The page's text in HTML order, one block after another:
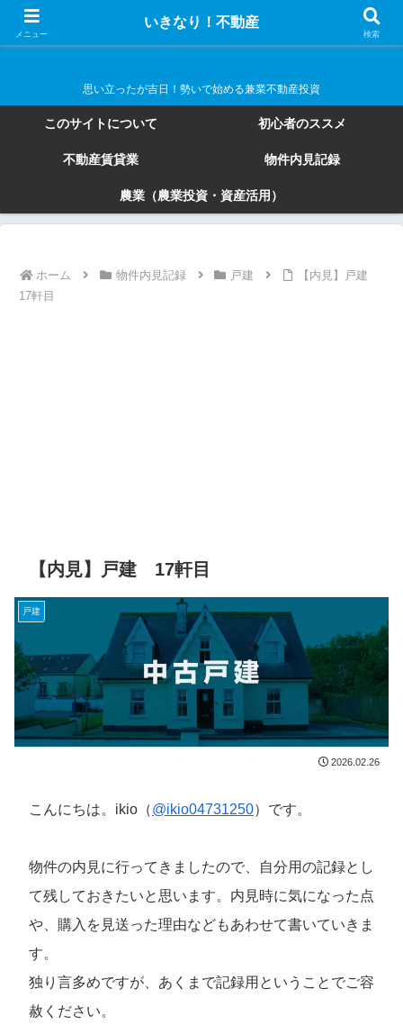
いきなり！不動産
思い立ったが吉日！勢いで始める兼業不動産投資
このサイトについて 初心者のススメ
不動産賃貸業 物件内見記録
農業（農業投資・資産活用）
ホーム 物件内見記録 戸建
【内見】戸建
17軒目
【内見】戸建 17軒目
戸建
2026.02.26
こんにちは。ikio（@ikio04731250）です。
物件の内見に行ってきましたので、自分用の記録とし
て残しておきたいと思います。内見時に気になった点
や、購入を見送った理由などもあわせて書いていきま
す。
独り言多めですが、あくまで記録用ということでご容
赦ください。
メニュー
いきなり！不動産
検索